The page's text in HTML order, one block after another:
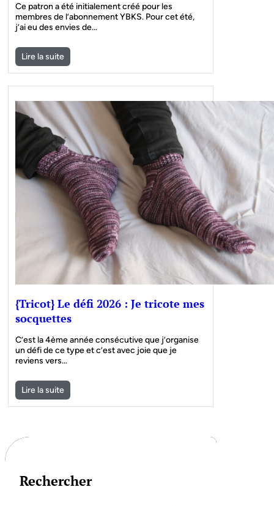
Ce patron a été initialement créé pour les
membres de l’abonnement YBKS. Pour cet été,
j’ai eu des envies de…
Lire la suite
{Tricot} Le défi 2026 : Je tricote mes
socquettes
C’est la 4ème année consécutive que j’organise
un défi de ce type et c’est avec joie que je
reviens vers…
Lire la suite
Rechercher